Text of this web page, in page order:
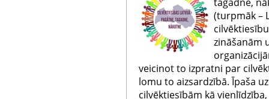
(turpmāk –
zināšanām
veicinot to izpratni par
lomu to aizsardzībā. Īpaša
cilvēktiesībām kā